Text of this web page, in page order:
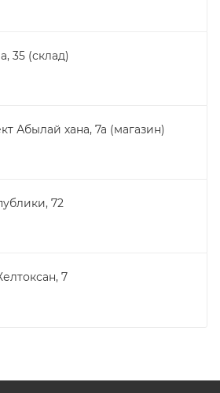
35 (склад)
Абылай хана, 7а (магазин)
72
7